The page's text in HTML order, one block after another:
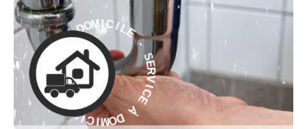
S
E
R
V
I
E
À
DO
MICIL E -
S
E
R
V
I
C
E
À
D
O
M
I
C
I
L
E
-